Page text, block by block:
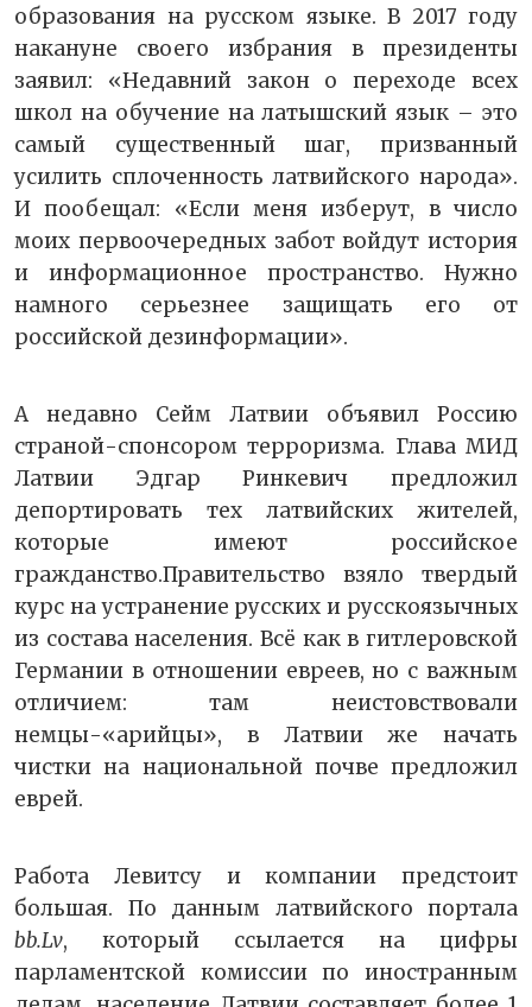
образования на русском языке. В 2017 году
накануне своего избрания в президенты
заявил: «Недавний закон о переходе всех
школ на обучение на латышский язык – это
самый существенный шаг, призванный
усилить сплоченность латвийского народа».
И пообещал: «Если меня изберут, в число
моих первоочередных забот войдут история
и информационное пространство. Нужно
намного серьезнее защищать его от
российской дезинформации».
А недавно Сейм Латвии объявил Россию
страной-спонсором терроризма. Глава МИД
Латвии Эдгар Ринкевич предложил
депортировать тех латвийских жителей,
которые имеют российское
гражданство.Правительство взяло твердый
курс на устранение русских и русскоязычных
из состава населения. Всё как в гитлеровской
Германии в отношении евреев, но с важным
отличием: там неистовствовали
немцы-«арийцы», в Латвии же начать
чистки на национальной почве предложил
еврей.
Работа Левитсу и компании предстоит
большая. По данным латвийского портала
bb.Lv, который ссылается на цифры
парламентской комиссии по иностранным